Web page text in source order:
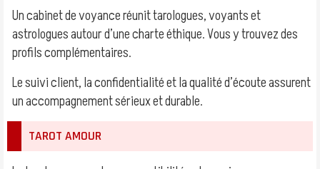
Un cabinet de voyance réunit tarologues, voyants et
astrologues autour d’une charte éthique. Vous y trouvez des
profils complémentaires.
Le suivi client, la confidentialité et la qualité d’écoute assurent
un accompagnement sérieux et durable.
TAROT AMOUR